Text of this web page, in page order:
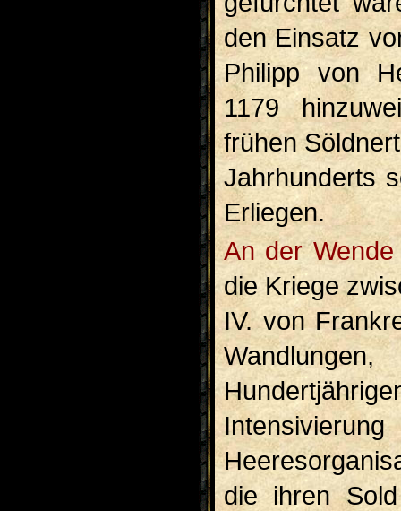
den Einsatz
Philipp von
1179
frühen
Jahrhunderts
Erliegen.
An der Wende des 13. zum 14. Jahrhunderts führten
die Kriege
IV. von
die ihren